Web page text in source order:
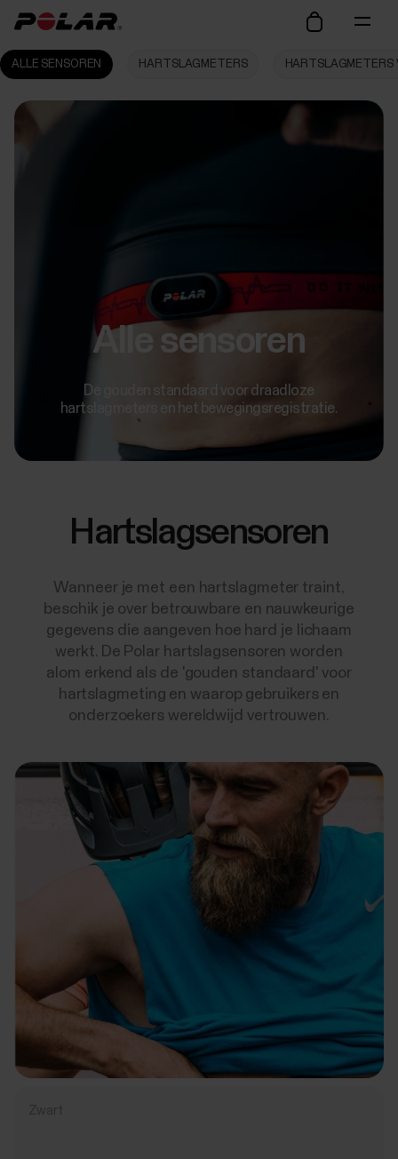
ALLE SENSOREN HARTSLAGMETERS HARTSLAGMETERS
Alle sensoren
De gouden standaard voor draadloze
hartslagmeters en het bewegingsregistratie.
Hartslagsensoren
Wanneer je met een hartslagmeter traint,
beschik je over betrouwbare en nauwkeurige
gegevens die aangeven hoe hard je lichaam
werkt. De Polar hartslagsensoren worden
alom erkend als de 'gouden standaard' voor
hartslagmeting en waarop gebruikers en
onderzoekers wereldwijd vertrouwen.